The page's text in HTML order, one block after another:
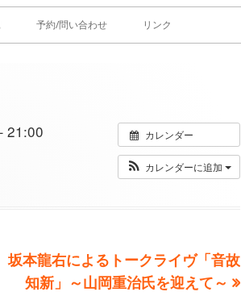
予約/問い合わせ リンク
カレンダー
カレンダーに追加
21:00
次
坂本龍右によるトークライヴ「音故
知新」～山岡重治氏を迎えて～